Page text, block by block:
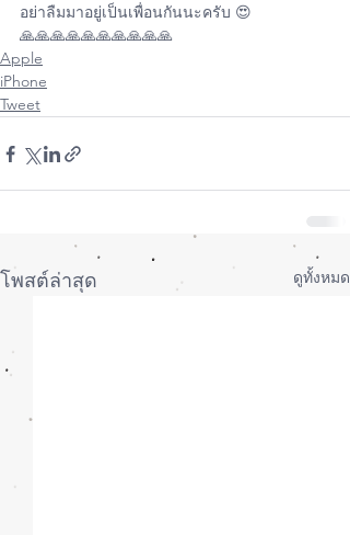
อย่าลืมมาอยู่เป็นเพื่อนกันนะครับ 😍
🙏🙏🙏🙏🙏🙏🙏🙏🙏🙏
Apple
iPhone
Tweet
โพสต์ล่าสุด ดูทั้งหมด